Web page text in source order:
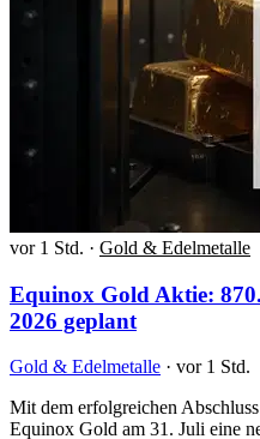
vor 1 Std. · Gold & Edelmetalle
Equinox Gold Aktie:
2026 geplant
Gold & Edelmetalle · vor 1 Std.
Mit dem erfolgreichen
Equinox Gold am 31. Juli eine